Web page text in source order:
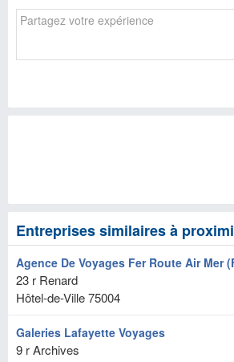
Entreprises similaires à
Agence De Voyages Fer Route Air Mer
23 r Renard
Hôtel-de-Ville75004
Galeries Lafayette Voyages
9 r Archives